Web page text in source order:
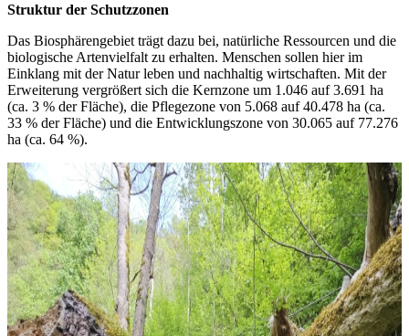
Struktur der Schutzzonen
Das Biosphärengebiet trägt dazu bei, natürliche Ressourcen und die
biologische Artenvielfalt zu erhalten. Menschen sollen hier im
Einklang mit der Natur leben und nachhaltig wirtschaften. Mit der
Erweiterung vergrößert sich die Kernzone um 1.046 auf 3.691 ha
(ca. 3 % der Fläche), die Pflegezone von 5.068 auf 40.478 ha (ca.
33 % der Fläche) und die Entwicklungszone von 30.065 auf 77.276
ha (ca. 64 %).